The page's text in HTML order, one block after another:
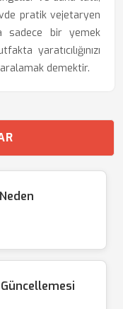
pratik vejetaryen
sadece bir yemek
yaratıcılığınızı
aralamak demektir.